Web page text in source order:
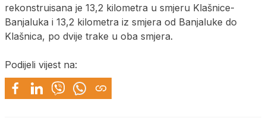
rekonstruisana je 13,2 kilometra u smjeru Klašnice-
Banjaluka i 13,2 kilometra iz smjera od Banjaluke do
Klašnica, po dvije trake u oba smjera.
Podijeli vijest na: